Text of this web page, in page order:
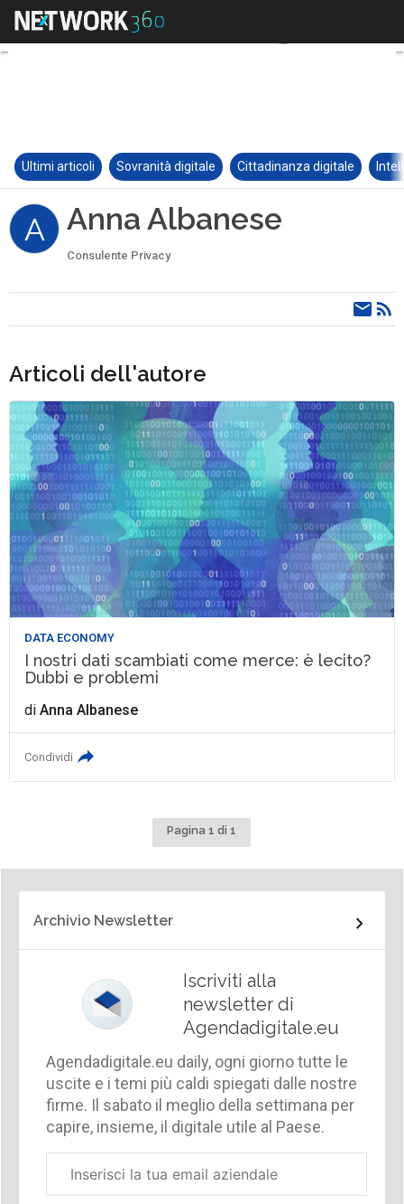
Ultimi articoli Sovranità digitale Cittadinanza digitale
A Anna Albanese
Consulente Privacy
Articoli dell'autore
DATA ECONOMY
I nostri dati scambiati come merce: è lecito?
Dubbi e problemi
diAnna Albanese
Condividi
Pagina 1 di 1
Archivio Newsletter
Iscriviti alla
newsletter di
Agendadigitale.eu
Agendadigitale.eu daily, ogni giorno tutte le
uscite e i temi più caldi spiegati dalle nostre
firme. Il sabato il meglio della settimana per
capire, insieme, il digitale utile al Paese.
aziendale